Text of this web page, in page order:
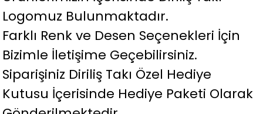
Logomuz Bulunmaktadır.
Farklı Renk ve Desen Seçenekleri İçin
Bizimle İletişime Geçebilirsiniz.
Siparişiniz Diriliş Takı Özel Hediye
Kutusu İçerisinde Hediye Paketi Olarak